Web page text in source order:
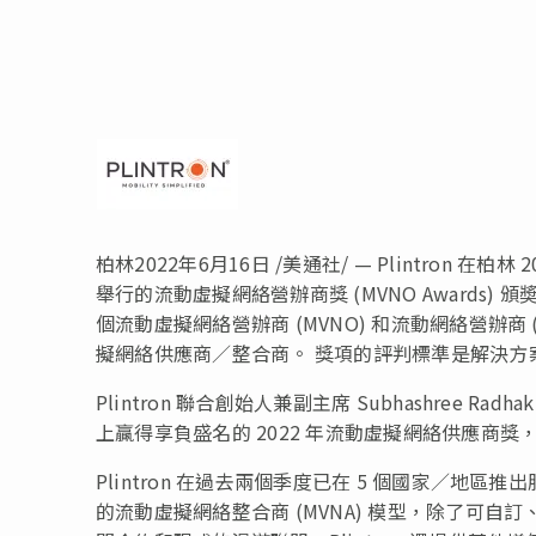
柏林2022年6月16日 /美通社/ — Plintron 在柏林
舉行的流動虛擬網絡營辦商獎 (MVNO Awards) 頒
個流動虛擬網絡營辦商 (MVNO) 和流動網絡營辦
擬網絡供應商／整合商。 獎項的評判標準是解決
Plintron 聯合創始人兼副主席 Subhashree
上贏得享負盛名的 2022 年流動虛擬網絡供應商
Plintron 在過去兩個季度已在 5 個國家／地區推
的流動虛擬網絡整合商 (MVNA) 模型，除了可自